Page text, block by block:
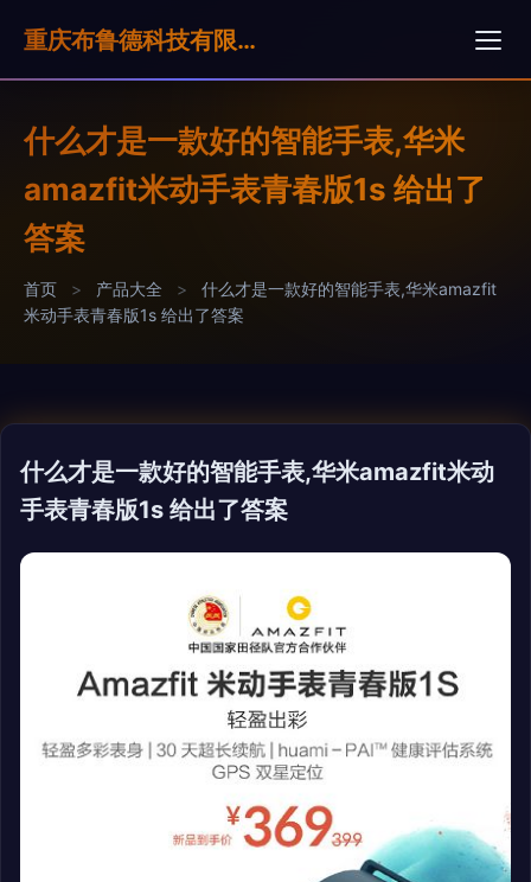
重庆布鲁德科技有限公司
什么才是一款好的智能手表,华米
amazfit米动手表青春版1s 给出了
答案
首页 > 产品大全 >
什么才是一款好的智能手表,华米amazfit
米动手表青春版1s 给出了答案
什么才是一款好的智能手表,华米amazfit米动
手表青春版1s 给出了答案